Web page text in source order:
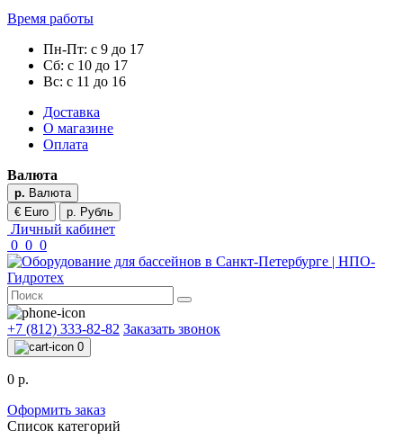
Время работы
Пн-Пт: с 9 до 17
Сб: с 10 до 17
Вс: с 11 до 16
Доставка
О магазине
Оплата
Валюта
р. Валюта
€ Euro
р. Рубль
Личный кабинет
0 0 0
+7 (812) 333-82-82 Заказать звонок
0
0 р.
Оформить заказ
Список категорий